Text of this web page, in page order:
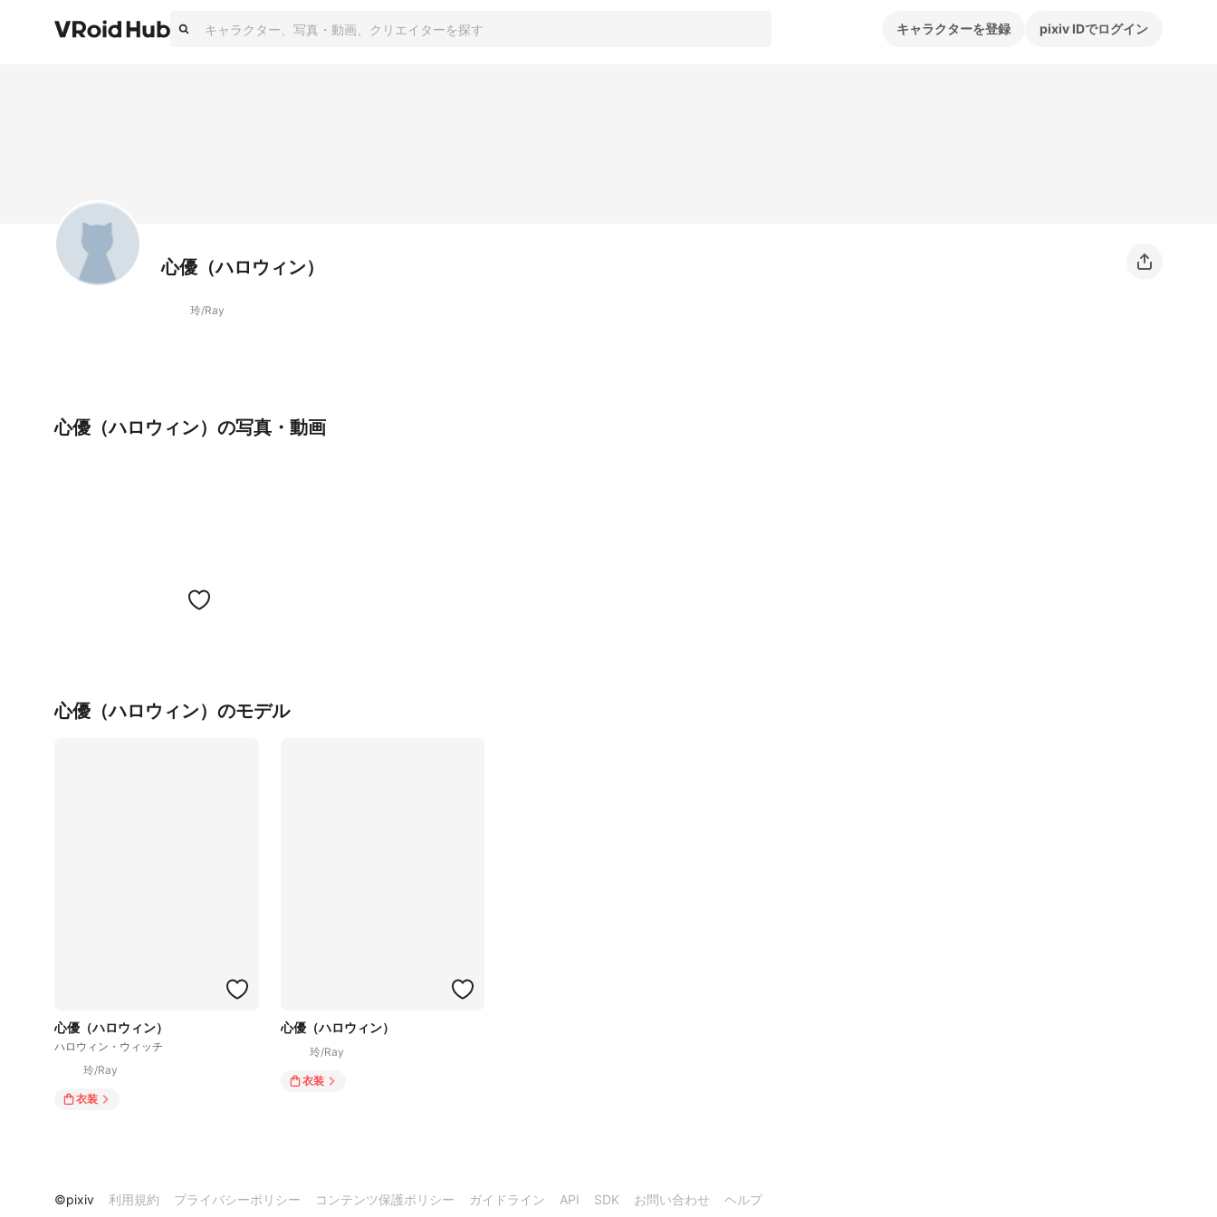
キャラクターを登録 pixiv IDでログイン
心優（ハロウィン）
玲/Ray
心優（ハロウィン）の写真・動画
心優（ハロウィン）のモデル
心優（ハロウィン）
ハロウィン・ウィッチ
玲/Ray
衣装
心優（ハロウィン）
玲/Ray
衣装
©pixiv 利用規約 プライバシーポリシー コンテンツ保護ポリシー ガイドライン API SDK お問い合わせ ヘルプ